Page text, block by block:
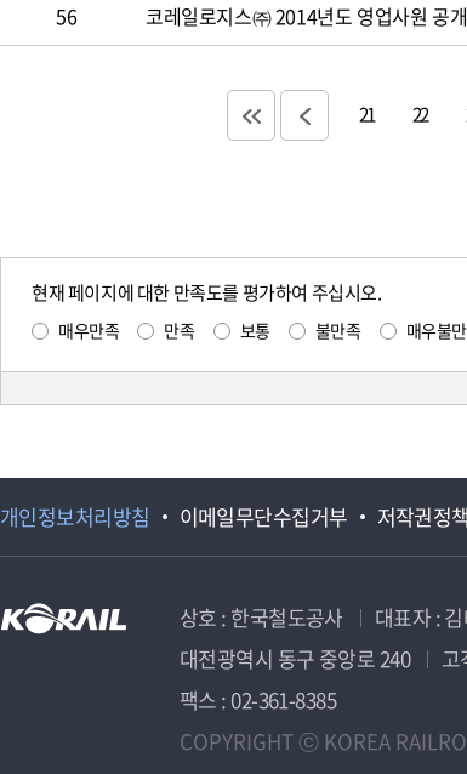
56 코레일로지스㈜ 2014년도 영업사원 공
21 22
현재 페이지에 대한 만족도를 평가하여 주십시오.
매우만족 만족 보통 불만족 매우불
개인정보처리방침 이메일무단수집거부 저작권정책
상호 : 한국철도공사 대표자 :
대전광역시 동구 중앙로 240
고
팩스 : 02-361-8385
COPYRIGHT ⓒ KOREA